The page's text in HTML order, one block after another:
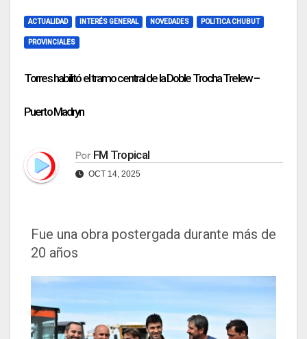
ACTUALIDAD INTERÉS GENERAL NOVEDADES POLITICA CHUBUT
PROVINCIALES
Torres habilitó el tramo central de la Doble Trocha Trelew –
Puerto Madryn
Por FM Tropical
OCT 14, 2025
Fue una obra postergada durante más de
20 años